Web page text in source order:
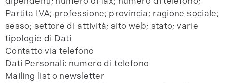
Partita IVA; professione; provincia; ragione sociale;
sesso; settore di attività; sito web; stato; varie
tipologie di Dati
Contatto via telefono
Dati Personali: numero di telefono
Mailing list o newsletter